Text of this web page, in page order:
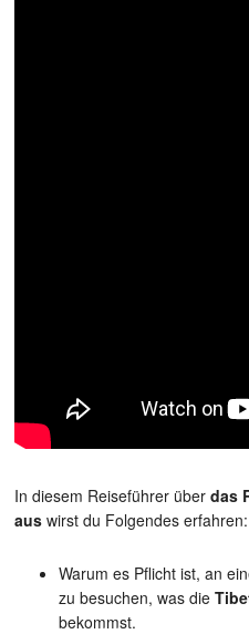
In diesem Reiseführer überdas
aus wirst du Folgendes erfahren:
Warum es Pflicht ist, an
zu besuchen, was die
bekommst.